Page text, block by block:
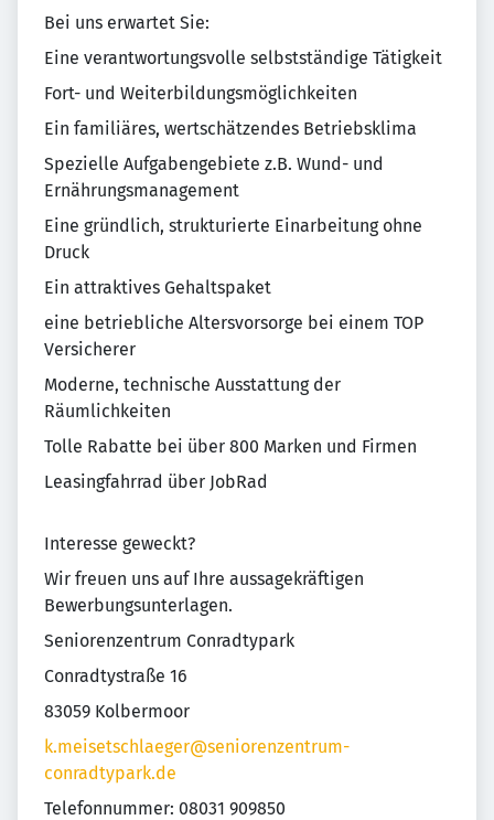
Bei uns erwartet Sie:
Eine verantwortungsvolle selbstständige Tätigkeit
Fort- und Weiterbildungsmöglichkeiten
Ein familiäres, wertschätzendes Betriebsklima
Spezielle Aufgabengebiete z.B. Wund- und
Ernährungsmanagement
Eine gründlich, strukturierte Einarbeitung ohne
Druck
Ein attraktives Gehaltspaket
eine betriebliche Altersvorsorge bei einem TOP
Versicherer
Moderne, technische Ausstattung der
Räumlichkeiten
Tolle Rabatte bei über 800 Marken und Firmen
Leasingfahrrad über JobRad
Interesse geweckt?
Wir freuen uns auf Ihre aussagekräftigen
Bewerbungsunterlagen.
Seniorenzentrum Conradtypark
Conradtystraße 16
83059 Kolbermoor
k.meisetschlaeger@seniorenzentrum-
conradtypark.de
Telefonnummer: 08031 909850